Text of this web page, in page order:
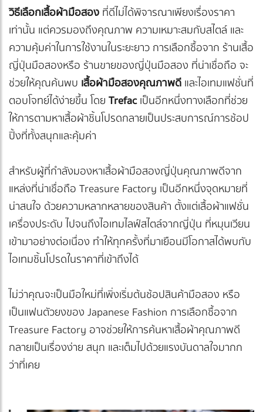
วิธีเลือกเสื้อผ้ามือสอง ที่ดีไม่ได้พิจารณาเพียงเรื่องราคา
เท่านั้น แต่ควรมองถึงคุณภาพ ความเหมาะสมกับสไตล์ และ
ความคุ้มค่าในการใช้งานในระยะยาว การเลือกซื้อจาก ร้านเสื้อ
ญี่ปุ่นมือสองหรือ ร้านขายของญี่ปุ่นมือสอง ที่น่าเชื่อถือ จะ
ช่วยให้คุณค้นพบ เสื้อผ้ามือสองคุณภาพดี และไอเทมแฟชั่นที่
ตอบโจทย์ได้ง่ายขึ้น โดย Trefacเป็นอีกหนึ่งทางเลือกที่ช่วย
ให้การตามหาเสื้อผ้าชิ้นโปรดกลายเป็นประสบการณ์การช้อป
ปิ้งที่ทั้งสนุกและคุ้มค่า
สำหรับผู้ที่กำลังมองหาเสื้อผ้ามือสองญี่ปุ่นคุณภาพดีจาก
แหล่งที่น่าเชื่อถือ Treasure Factory เป็นอีกหนึ่งจุดหมายที่
น่าสนใจ ด้วยความหลากหลายของสินค้า ตั้งแต่เสื้อผ้าแฟชั่น
เครื่องประดับ ไปจนถึงไอเทมไลฟ์สไตล์จากญี่ปุ่น ที่หมุนเวียน
เข้ามาอย่างต่อเนื่อง ทำให้ทุกครั้งที่มาเยือนมีโอกาสได้พบกับ
ไอเทมชิ้นโปรดในราคาที่เข้าถึงได้
ไม่ว่าคุณจะเป็นมือใหม่ที่เพิ่งเริ่มต้นช้อปสินค้ามือสอง หรือ
เป็นแฟนตัวยงของ Japanese Fashion การเลือกซื้อจาก
Treasure Factory อาจช่วยให้การค้นหาเสื้อผ้าคุณภาพดี
กลายเป็นเรื่องง่าย สนุก และเต็มไปด้วยแรงบันดาลใจมากก
ว่าที่เคย